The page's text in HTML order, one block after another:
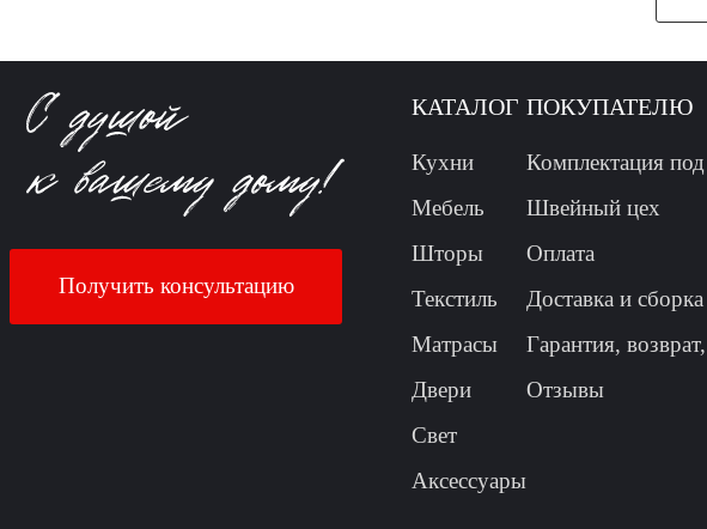
Получить консультацию
КАТАЛОГ
Кухни
Мебель
Шторы
Текстиль
Матрасы
Двери
Свет
Аксессуары
ПОКУПАТЕЛЮ
Комплектация
Швейный цех
Оплата
Доставка и сборка
Гарантия,
Отзывы